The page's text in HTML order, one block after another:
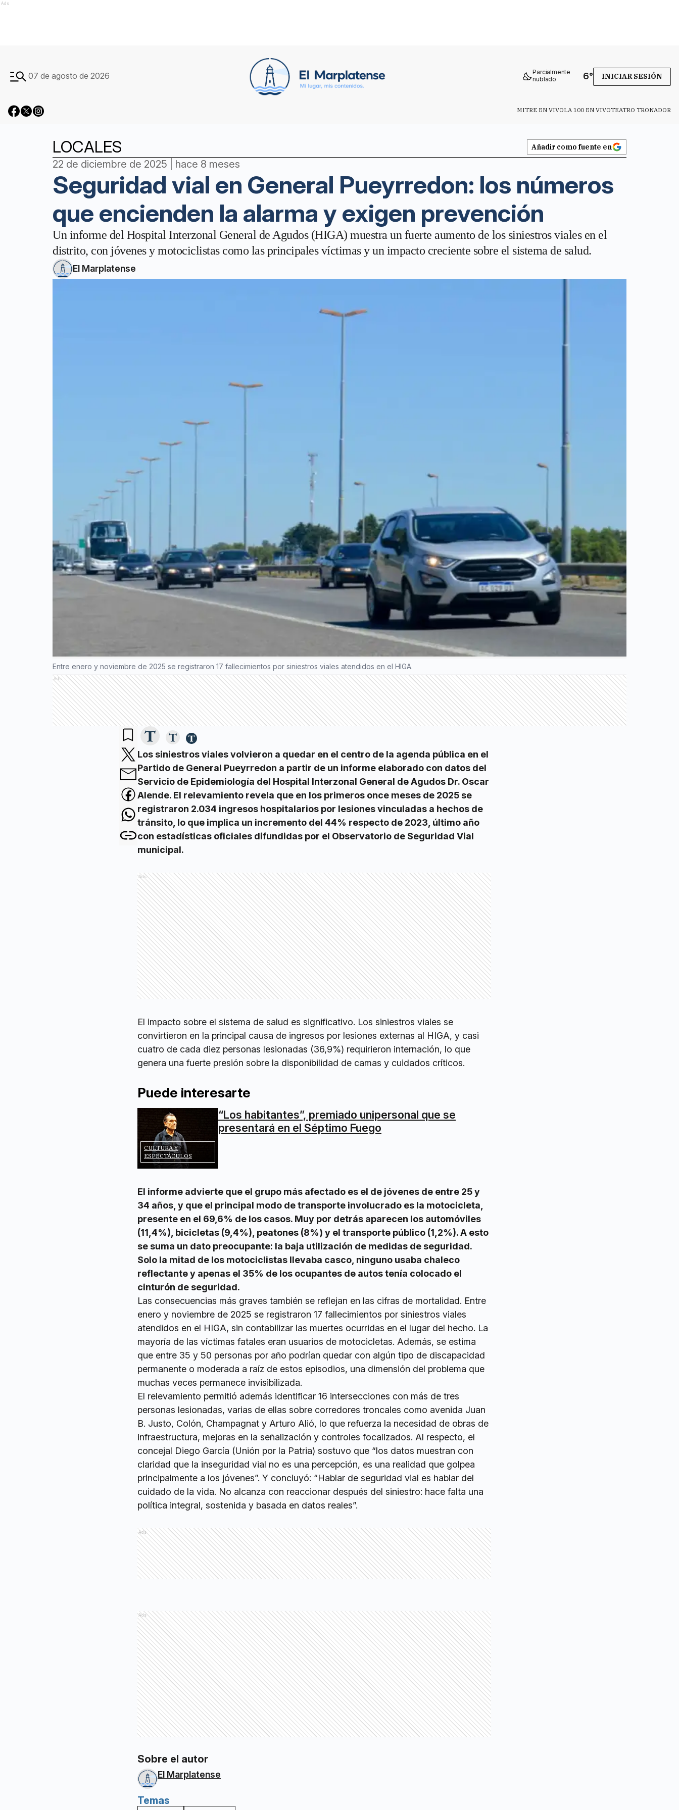
Ads
07 de agosto de 2026
Parcialmente
nublado
6° INICIAR SESIÓN
MITRE EN VIVOLA 100 EN VIVOTEATRO TRONADOR
LOCALES Añadir como fuente en
22 de diciembre de 2025 | hace 8 meses
Seguridad vial en General Pueyrredon: los números
que encienden la alarma y exigen prevención
Un informe del Hospital Interzonal General de Agudos (HIGA) muestra un fuerte aumento de los siniestros viales en el
distrito, con jóvenes y motociclistas como las principales víctimas y un impacto creciente sobre el sistema de salud.
El Marplatense
Entre enero y noviembre de 2025 se registraron 17 fallecimientos por siniestros viales atendidos en el HIGA.
Ads
Los siniestros viales volvieron a quedar en el centro de la agenda pública en el
Partido de General Pueyrredon a partir de un informe elaborado con datos del
Servicio de Epidemiología del Hospital Interzonal General de Agudos Dr. Oscar
Alende. El relevamiento revela que en los primeros once meses de 2025 se
registraron 2.034 ingresos hospitalarios por lesiones vinculadas a hechos de
tránsito, lo que implica un incremento del 44% respecto de 2023, último año
con estadísticas oficiales difundidas por el Observatorio de Seguridad Vial
municipal.
Ads
El impacto sobre el sistema de salud es significativo. Los siniestros viales se
convirtieron en la principal causa de ingresos por lesiones externas al HIGA, y casi
cuatro de cada diez personas lesionadas (36,9%) requirieron internación, lo que
genera una fuerte presión sobre la disponibilidad de camas y cuidados críticos.
Puede interesarte
CULTURA Y
ESPECTÁCULOS
“Los habitantes”, premiado unipersonal que se
presentará en el Séptimo Fuego
El informe advierte que el grupo más afectado es el de jóvenes de entre 25 y
34 años, y que el principal modo de transporte involucrado es la motocicleta,
presente en el 69,6% de los casos. Muy por detrás aparecen los automóviles
(11,4%), bicicletas (9,4%), peatones (8%) y el transporte público (1,2%). A esto
se suma un dato preocupante: la baja utilización de medidas de seguridad.
Solo la mitad de los motociclistas llevaba casco, ninguno usaba chaleco
reflectante y apenas el 35% de los ocupantes de autos tenía colocado el
cinturón de seguridad.
Las consecuencias más graves también se reflejan en las cifras de mortalidad. Entre
enero y noviembre de 2025 se registraron 17 fallecimientos por siniestros viales
atendidos en el HIGA, sin contabilizar las muertes ocurridas en el lugar del hecho. La
mayoría de las víctimas fatales eran usuarios de motocicletas. Además, se estima
que entre 35 y 50 personas por año podrían quedar con algún tipo de discapacidad
permanente o moderada a raíz de estos episodios, una dimensión del problema que
muchas veces permanece invisibilizada.
El relevamiento permitió además identificar 16 intersecciones con más de tres
personas lesionadas, varias de ellas sobre corredores troncales como avenida Juan
B. Justo, Colón, Champagnat y Arturo Alió, lo que refuerza la necesidad de obras de
infraestructura, mejoras en la señalización y controles focalizados. Al respecto, el
concejal Diego García (Unión por la Patria) sostuvo que “los datos muestran con
claridad que la inseguridad vial no es una percepción, es una realidad que golpea
principalmente a los jóvenes”. Y concluyó: “Hablar de seguridad vial es hablar del
cuidado de la vida. No alcanza con reaccionar después del siniestro: hace falta una
política integral, sostenida y basada en datos reales”.
Ads
Ads
Sobre el autor
El Marplatense
Temas